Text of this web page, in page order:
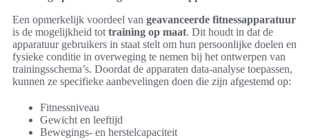
Een opmerkelijk voordeel van geavanceerde fitnessapparatuur
is de mogelijkheid tot training op maat. Dit houdt in dat de
apparatuur gebruikers in staat stelt om hun persoonlijke doelen en
fysieke conditie in overweging te nemen bij het ontwerpen van
trainingsschema’s. Doordat de apparaten data-analyse toepassen,
kunnen ze specifieke aanbevelingen doen die zijn afgestemd op:
Fitnessniveau
Gewicht en leeftijd
Bewegings- en herstelcapaciteit